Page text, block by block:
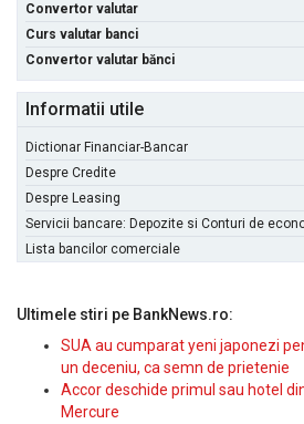
Convertor valutar
Curs valutar banci
Convertor valutar bănci
Informatii utile
Dictionar Financiar-Bancar
Despre Credite
Despre Leasing
Servicii bancare: Depozite si Conturi de
Lista bancilor comerciale
Ultimele stiri pe BankNews.ro:
SUA au cumparat yeni japonezi
un deceniu, ca semn de prietenie
Accor deschide primul sau hotel
Mercure